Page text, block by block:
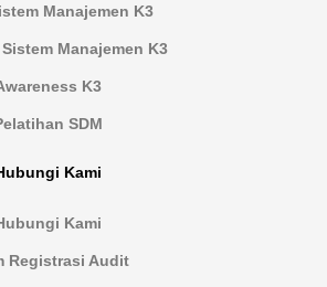
Manajemen K3
Manajemen K3
K3
SDM
Kami
Kami
Registrasi Audit